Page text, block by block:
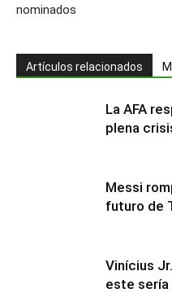
nominados
Artículos relacionados
La AFA
plena
Messi
futuro de
Vinícius
este sería